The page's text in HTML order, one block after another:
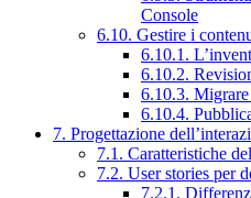
Console
6.10. Gestire i
6.10.1.
6.10.2.
6.10.3.
6.10.4.
7. Progettazione
7.1. Caratteristiche
7.2. User stories per
7.2.1.